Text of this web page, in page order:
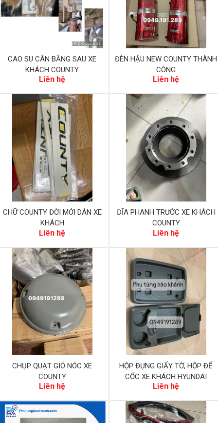
CAO SU CÂN BẰNG SAU XE
KHÁCH COUNTY
Liên hệ
ĐÈN HẬU NEW COUNTY THÀNH
CÔNG
Liên hệ
CHỮ COUNTY ĐỜI MỚI DÁN XE
KHÁCH
Liên hệ
ĐĨA PHANH TRƯỚC XE KHÁCH
COUNTY
Liên hệ
CHỤP QUẠT GIÓ NÓC XE
COUNTY
Liên hệ
HỘP ĐỰNG GIẤY TỜ, HỘP ĐỂ
CỐC XE KHÁCH HYUNDAI
COUNTY
Liên hệ